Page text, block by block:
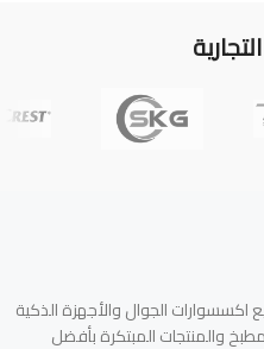
الجوال والأجهزة الذكية
والمنتجات المبتكرة بأفضل